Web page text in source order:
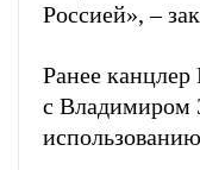
Россией», –
Ранее
с Владимиром